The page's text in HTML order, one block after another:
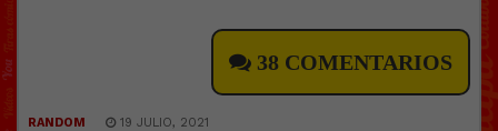
38 COMENTARIOS
RANDOM 19 JULIO, 2021